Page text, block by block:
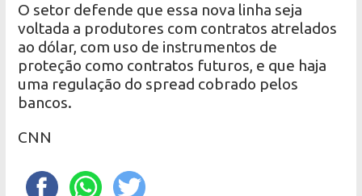
O setor defende que essa nova linha seja
voltada a produtores com contratos atrelados
ao dólar, com uso de instrumentos de
proteção como contratos futuros, e que haja
uma regulação do spread cobrado pelos
bancos.
CNN